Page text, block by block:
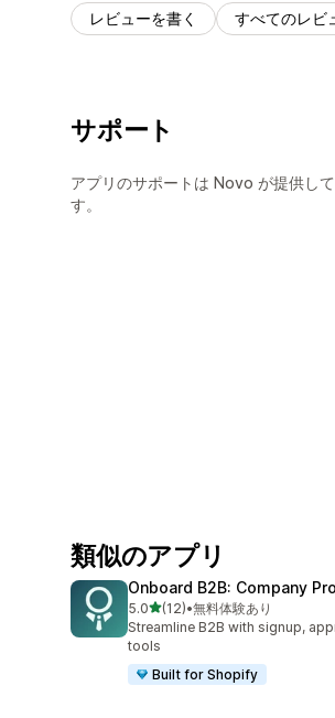
レビューを書く すべてのレビ
サポート
アプリのサポートは Novo が提供し
す。
類似のアプリ
Onboard B2B: Company
5.05つ星中
(12)
合計レビュー数：12件
•無料体験あり
Streamline B2B with signup,
tools
Built for Shopify